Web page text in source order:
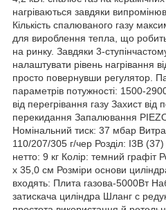
нагріваються завдяки
Кількість спалюваного газу
для вироблення тепла, що
на ринку. Завдяки 3-
налаштувати рівень нагрівання
просто повернувши регулятор.
параметрів потужності: 1500-
від перегрівання газу Захист від
перекидання Запалювання
Номінальний тиск: 37 мбар
110/207/305 г/чер Розділ: I3B
нетто: 9 кг Колір: темний
x 35,0 см Розміри основи
входять: Плита газова-5000Вт
затискача циліндра Шланг с